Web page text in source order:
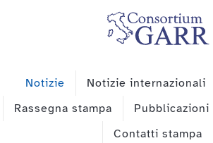
Skip to main content
Notizie Notizie internazionali
Rassegna stampa
Pubblicazioni
Contatti stampa